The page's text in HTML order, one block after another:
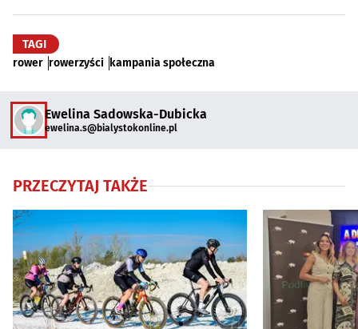
TAGI
rower rowerzyści kampania społeczna
Ewelina Sadowska-Dubicka
ewelina.s@bialystokonline.pl
PRZECZYTAJ TAKŻE